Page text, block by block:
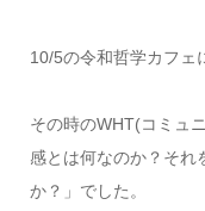
10/5の令和哲学カフェ
その時のWHT(コミュ
感とは何なのか？それ
か？」でした。